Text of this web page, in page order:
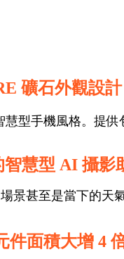
礦石外觀設計
型手機風格。提
慧型 AI 攝影
景甚至是當下的天
件面積大增 4